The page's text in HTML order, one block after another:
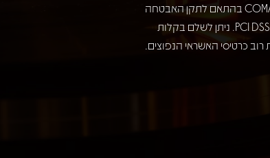
חברת COMAX בהתאם לתקן האבטחה
המחמיר PCI DSS. ניתן לשלם בקלות
כרטיסי האשראי הנפוצים.